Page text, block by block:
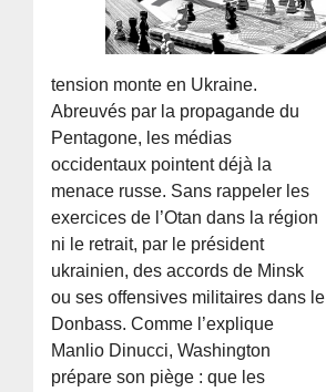
tension monte en Ukraine.
Abreuvés par la propagande du
Pentagone, les médias
occidentaux pointent déjà la
menace russe. Sans rappeler les
exercices de l’Otan dans la région
ni le retrait, par le président
ukrainien, des accords de Minsk
ou ses offensives militaires dans le
Donbass. Comme l’explique
Manlio Dinucci, Washington
prépare son piège : que les